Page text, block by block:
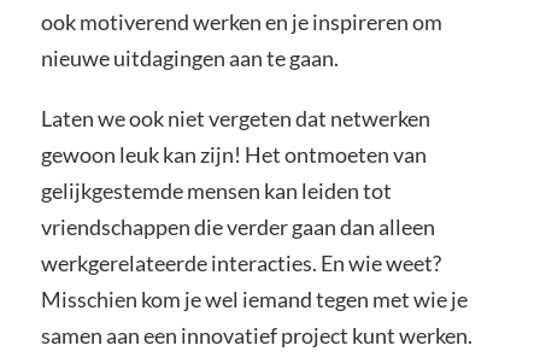
ook motiverend werken en je inspireren om
nieuwe uitdagingen aan te gaan.
Laten we ook niet vergeten dat netwerken
gewoon leuk kan zijn! Het ontmoeten van
gelijkgestemde mensen kan leiden tot
vriendschappen die verder gaan dan alleen
werkgerelateerde interacties. En wie weet?
Misschien kom je wel iemand tegen met wie je
samen aan een innovatief project kunt werken.